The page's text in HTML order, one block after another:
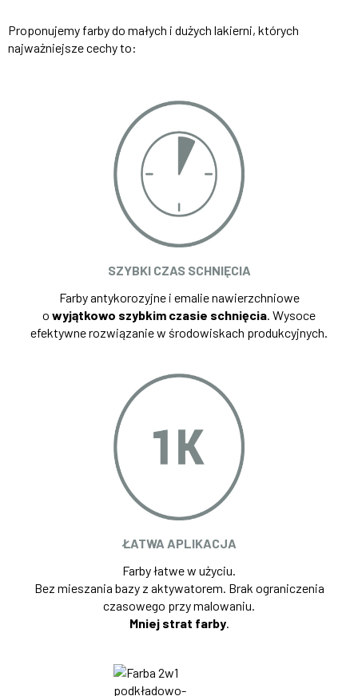
Proponujemy farby do małych i dużych lakierni, których
najważniejsze cechy to:
SZYBKI CZAS SCHNIĘCIA
Farby antykorozyjne i emalie nawierzchniowe
o wyjątkowo szybkim czasie schnięcia . Wysoce
efektywne rozwiązanie w środowiskach produkcyjnych.
ŁATWA APLIKACJA
Farby łatwe w użyciu.
Bez mieszania bazy z aktywatorem. Brak ograniczenia
czasowego przy malowaniu.
Mniej strat farby.